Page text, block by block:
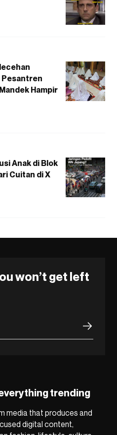
Pesantren
Hampir
Anak di Blok
Cuitan di X
won’t get left
trending
media that produces and
digital content,